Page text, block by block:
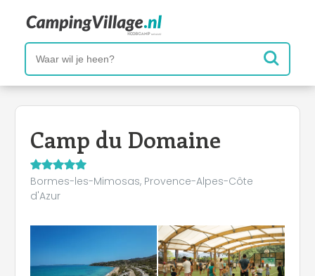
Camp du Domaine
Bormes-les-Mimosas, Provence-Alpes-Côte
d'Azur